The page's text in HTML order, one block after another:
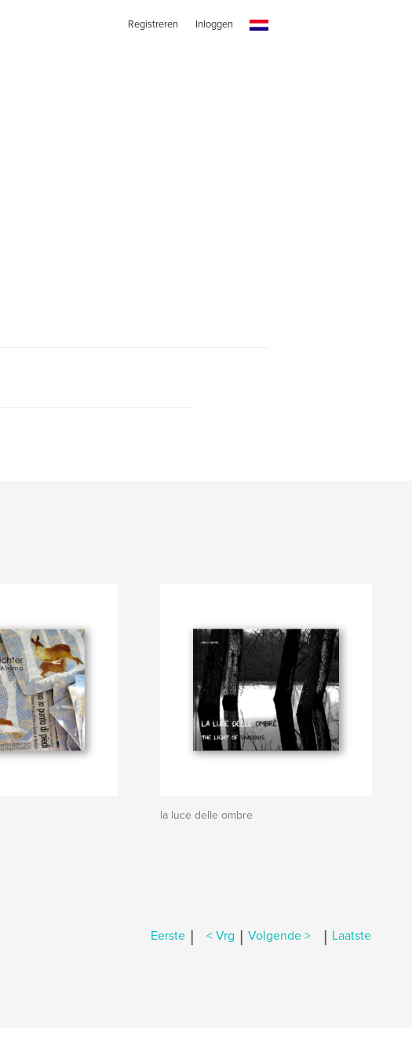
Registreren Inloggen
la luce delle ombre
Eerste | < Vrg | Volgende > | Laatste